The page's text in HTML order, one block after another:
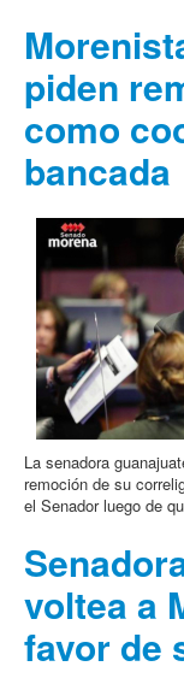
piden
como
bancada
La senadora
remoción de su
el Senador luego de
voltea a
favor de